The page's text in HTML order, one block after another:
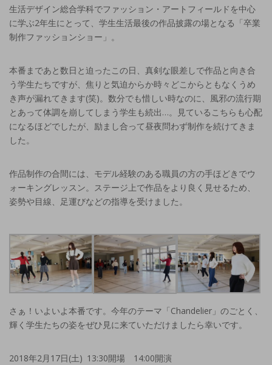
生活デザイン総合学科でファッション・アートフィールドを中心
に学ぶ2年生にとって、学生生活最後の作品披露の場となる「卒業
制作ファッションショー」。
本番まであと数日と迫ったこの日、真剣な眼差しで作品と向き合
う学生たちですが、焦りと気迫からか時々どこからともなくうめ
き声が漏れてきます(笑)。数分でも惜しい時なのに、風邪の流行期
とあって体調を崩してしまう学生も続出…。見ているこちらも心配
になるほどでしたが、励まし合って昼夜問わず制作を続けてきま
した。
作品制作の合間には、モデル経験のある職員の方の手ほどきでウ
ォーキングレッスン。ステージ上で作品をより良く見せるため、
姿勢や目線、足運びなどの指導を受けました。
さぁ！いよいよ本番です。今年のテーマ「Chandelier」のごとく、
輝く学生たちの姿をぜひ見に来ていただけましたら幸いです。
2018年2月17日(土) 13:30開場 14:00開演